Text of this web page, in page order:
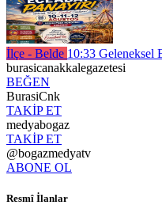
İlçe - Belde 10:33 Geleneksel
burasicanakkalegazetesi
BEĞEN
BurasiCnk
TAKİP ET
medyabogaz
TAKİP ET
@bogazmedyatv
ABONE OL
Resmî İlanlar